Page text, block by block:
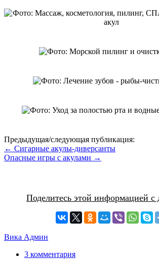
Предыдущая/следующая публикация:
← Сигарные акулы-диверсанты
Опасные игры с акулами →
Поделитесь этой информацией с
Вика Админ
3 комментария